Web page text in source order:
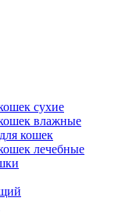
сухие
влажные
кошек
лечебные